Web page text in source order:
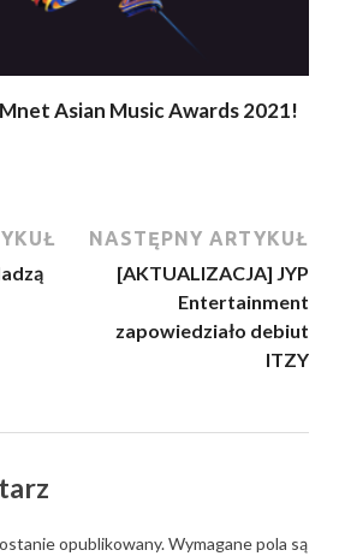
Asian Music Awards 2021!
NASTĘPNY ARTYKUŁ
[AKTUALIZACJA] JYP
Entertainment
zapowiedziało debiut
ITZY
opublikowany.Wymagane pola są